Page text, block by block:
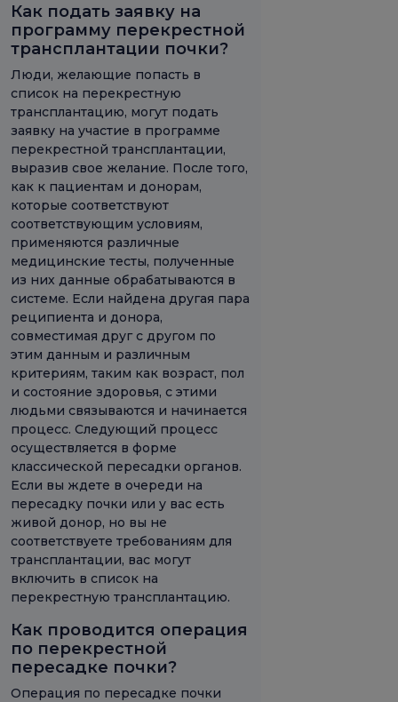
Как подать заявку на
программу перекрестной
трансплантации почки?
Люди, желающие попасть в
список на перекрестную
трансплантацию, могут подать
заявку на участие в программе
перекрестной трансплантации,
выразив свое желание. После того,
как к пациентам и донорам,
которые соответствуют
соответствующим условиям,
применяются различные
медицинские тесты, полученные
из них данные обрабатываются в
системе. Если найдена другая пара
реципиента и донора,
совместимая друг с другом по
этим данным и различным
критериям, таким как возраст, пол
и состояние здоровья, с этими
людьми связываются и начинается
процесс. Следующий процесс
осуществляется в форме
классической пересадки органов.
Если вы ждете в очереди на
пересадку почки или у вас есть
живой донор, но вы не
соответствуете требованиям для
трансплантации, вас могут
включить в список на
перекрестную трансплантацию.
Как проводится операция
по перекрестной
пересадке почки?
Операция по пересадке почки